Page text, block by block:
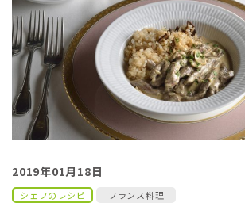
2019年01月18日
シェフのレシピ フランス料理